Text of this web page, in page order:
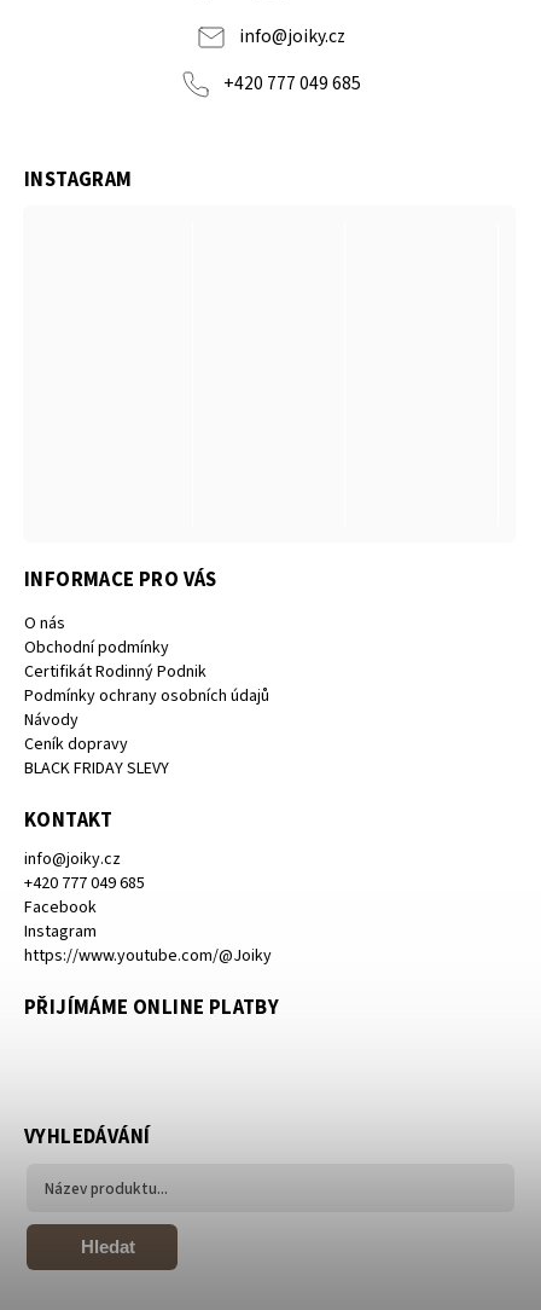
info@joiky.cz
+420 777 049 685
INFORMACE PRO VÁS
O nás
Obchodní podmínky
Certifikát Rodinný Podnik
Podmínky ochrany osobních údajů
Návody
Ceník dopravy
BLACK FRIDAY SLEVY
KONTAKT
info@joiky.cz
+420 777 049 685
Facebook
Instagram
https://www.youtube.com/@Joiky
PŘIJÍMÁME ONLINE PLATBY
INSTAGRAM
VYHLEDÁVÁNÍ
Hledat